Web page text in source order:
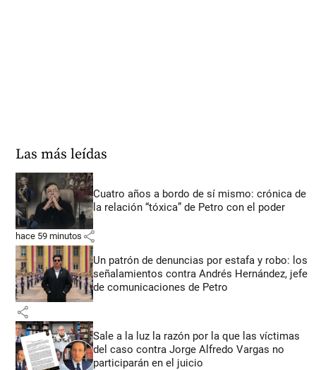
Las más leídas
Cuatro años a bordo de sí mismo: crónica de
la relación “tóxica” de Petro con el poder
hace 59 minutos share
Un patrón de denuncias por estafa y robo: los
señalamientos contra Andrés Hernández, jefe
de comunicaciones de Petro
share
Sale a la luz la razón por la que las víctimas
del caso contra Jorge Alfredo Vargas no
participarán en el juicio